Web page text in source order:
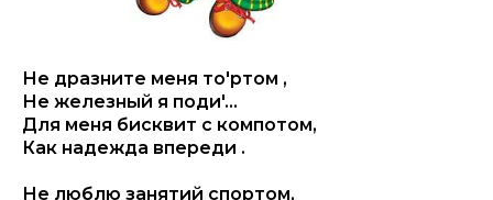
Не дразните меня то'ртом ,
Не железный я поди'...
Для меня бисквит с компотом,
Как надежда впереди .
Не люблю занятий спортом,